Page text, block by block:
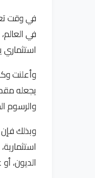
في وقت
في
استثماري
وأعلنت
يجعله
والرسوم
وبذلك
الديون،